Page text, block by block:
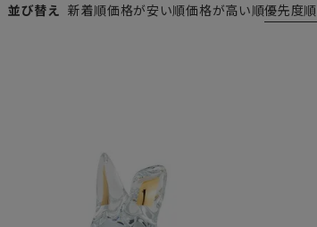
並び替え 新着順価格が安い順価格が高い順優先度順